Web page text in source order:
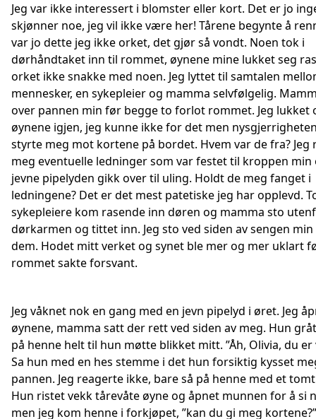
Jeg var ikke interessert i blomster eller kort. Det er jo
skjønner noe, jeg vil ikke være her! Tårene begynte å
var jo dette jeg ikke orket, det gjør så vondt. Noen tok i
dørhåndtaket inn til rommet, øynene mine lukket seg
orket ikke snakke med noen. Jeg lyttet til samtalen
mennesker, en sykepleier og mamma selvfølgelig.
over pannen min før begge to forlot rommet. Jeg lukket
øynene igjen, jeg kunne ikke for det men
styrte meg mot kortene på bordet. Hvem var de fra? Jeg
meg eventuelle ledninger som var festet til kroppen min
jevne pipelyden gikk over til uling. Holdt de meg fanget i
ledningene? Det er det mest patetiske jeg har opplevd.
sykepleiere kom rasende inn døren og mamma sto
dørkarmen og tittet inn. Jeg sto ved siden av sengen min
dem. Hodet mitt verket og synet ble mer og mer uklart
rommet sakte forsvant.
Jeg våknet nok en gang med en jevn pipelyd i øret. Jeg
øynene, mamma satt der rett ved siden av meg. Hun
på henne helt til hun møtte blikket mitt. ”Åh, Olivia, du er
Sa hun med en hes stemme i det hun forsiktig kysset
pannen. Jeg reagerte ikke, bare så på henne med et
Hun ristet vekk tårevåte øyne og åpnet munnen for å si
men jeg kom henne i forkjøpet, ”kan du gi meg